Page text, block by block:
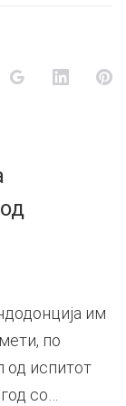
Google+
им
по
од испитот
со…